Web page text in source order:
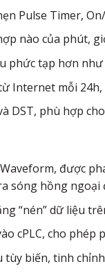
Pulse Timer,
nào của phút,
phức tạp hơn
Internet mỗi
DST, phù hợp
được
sóng hồng
“nén” dữ liệu
cPLC, cho
biến, tinh